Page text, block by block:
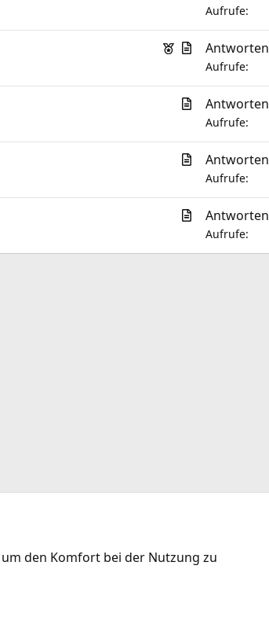
Aufrufe
E
p
h
t
e
Antworten
Aufrufe
t
e
Antworten
Aufrufe
t
e
Antworten
Aufrufe
t
Antworten
Aufrufe
den Komfort bei der Nutzung zu